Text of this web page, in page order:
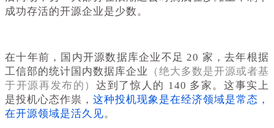
成功存活的开源企业是少数。
在十年前，国内开源数据库企业不足 20 家，去年根据
工信部的统计国内数据库企业
（绝大多数是开源或者基
于开源再发布的）达到了惊人的 140 多家。这事实上
是投机心态作祟， 这种投机现象是在经济领域是常态，
在开源领域是活久见。